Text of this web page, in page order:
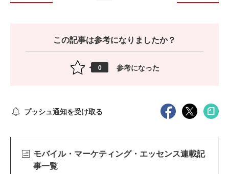
この記事は参考になりましたか？
0 参考になった
プッシュ通知を受け取る
モバイル・マーケティング・エッセンス連載記
事一覧